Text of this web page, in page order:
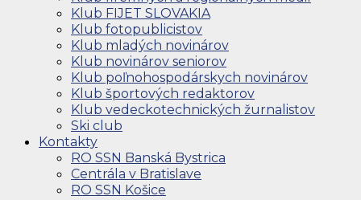
Klub FIJET SLOVAKIA
Klub fotopublicistov
Klub mladých novinárov
Klub novinárov seniorov
Klub poľnohospodárskych novinárov
Klub športových redaktorov
Klub vedeckotechnických žurnalistov
Ski club
Kontakty
RO SSN Banská Bystrica
Centrála v Bratislave
RO SSN Košice